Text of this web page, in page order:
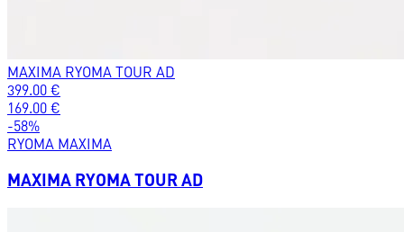
MAXIMA RYOMA TOUR AD
399.00 €
169.00 €
-58%
RYOMA MAXIMA
MAXIMA RYOMA TOUR AD